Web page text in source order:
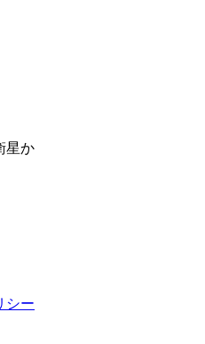
星か
シー